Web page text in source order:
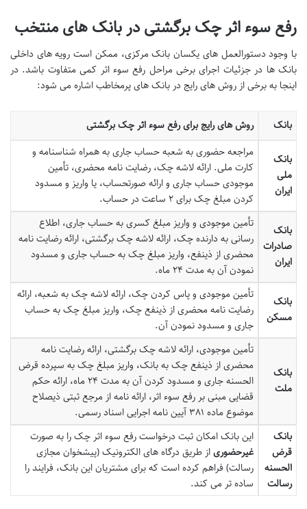
رفع سوء اثر چک برگشتی در بانک های منتخب
با وجود دستورالعمل های یکسان بانک مرکزی، ممکن است رویه های داخلی
بانک ها در جزئیات اجرای برخی مراحل رفع سوء اثر کمی متفاوت باشد. در
اینجا به برخی از روش های رایج در بانک های پرمخاطب اشاره می شود:
بانک روش های رایج برای رفع سوء اثر چک برگشتی
بانک
ملی
ایران
مراجعه حضوری به شعبه حساب جاری به همراه شناسنامه و
کارت ملی. ارائه لاشه چک، رضایت نامه محضری، تأمین
موجودی حساب جاری و ارائه صورتحساب، یا واریز و مسدود
کردن مبلغ چک برای ۲ ساعت در حساب.
بانک
صادرات
ایران
تأمین موجودی و واریز مبلغ کسری به حساب جاری، اطلاع
رسانی به دارنده چک، ارائه لاشه چک برگشتی، ارائه رضایت نامه
محضری از ذینفع، واریز مبلغ چک به حساب جاری و مسدود
نمودن آن به مدت ۲۴ ماه.
بانک
مسکن
تأمین موجودی و پاس کردن چک، ارائه لاشه چک به شعبه، ارائه
رضایت نامه محضری از ذینفع چک، واریز مبلغ چک به حساب
جاری و مسدود نمودن آن.
بانک
ملت
تأمین موجودی، ارائه لاشه چک برگشتی، ارائه رضایت نامه
محضری از ذینفع چک به بانک، واریز مبلغ چک به سپرده قرض
الحسنه جاری و مسدود کردن آن به مدت ۲۴ ماه، ارائه حکم
قضایی مبنی بر رفع سوء اثر، ارائه نامه از مرجع ثبتی ذیصلاح
موضوع ماده ۳۸۱ آیین نامه اجرایی اسناد رسمی.
بانک
قرض
الحسنه
رسالت
این بانک امکان ثبت درخواست رفع سوء اثر چک را به صورت
غیرحضوریاز طریق درگاه های الکترونیک (پیشخوان مجازی
رسالت) فراهم کرده است که برای مشتریان این بانک، فرایند را
ساده تر می کند.